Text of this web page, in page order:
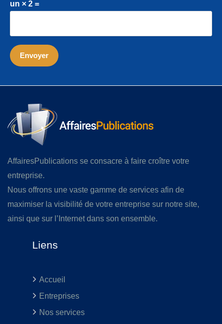
un × 2 =
AffairesPublications se consacre à faire croître votre
entreprise.
Nous offrons une vaste gamme de services afin de
maximiser la visibilité de votre entreprise sur notre site,
ainsi que sur l’Internet dans son ensemble.
Liens
Accueil
Entreprises
Nos services